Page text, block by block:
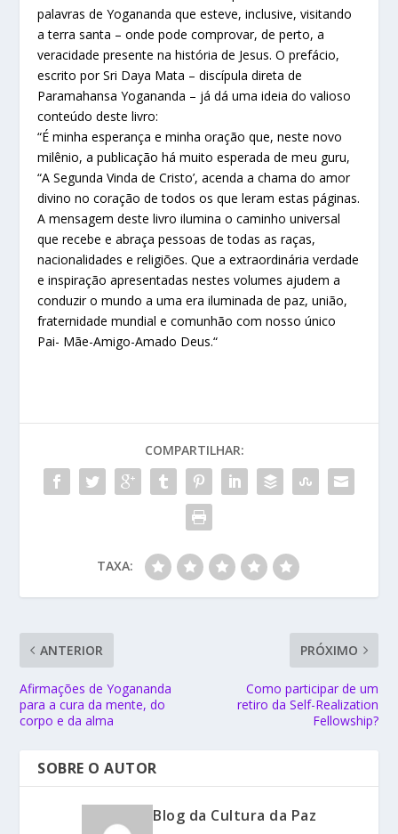
palavras de Yogananda que esteve, inclusive, visitando
a terra santa – onde pode comprovar, de perto, a
veracidade presente na história de Jesus. O prefácio,
escrito por Sri Daya Mata – discípula direta de
Paramahansa Yogananda – já dá uma ideia do valioso
conteúdo deste livro:
“É minha esperança e minha oração que, neste novo
milênio, a publicação há muito esperada de meu guru,
“A Segunda Vinda de Cristo’, acenda a chama do amor
divino no coração de todos os que leram estas páginas.
A mensagem deste livro ilumina o caminho universal
que recebe e abraça pessoas de todas as raças,
nacionalidades e religiões. Que a extraordinária verdade
e inspiração apresentadas nestes volumes ajudem a
conduzir o mundo a uma era iluminada de paz, união,
fraternidade mundial e comunhão com nosso único
Pai- Mãe-Amigo-Amado Deus.“
COMPARTILHAR:
TAXA:
ANTERIOR
Afirmações de Yogananda
para a cura da mente, do
corpo e da alma
PRÓXIMO
Como participar de um
retiro da Self-Realization
Fellowship?
SOBRE O AUTOR
Blog da Cultura da Paz